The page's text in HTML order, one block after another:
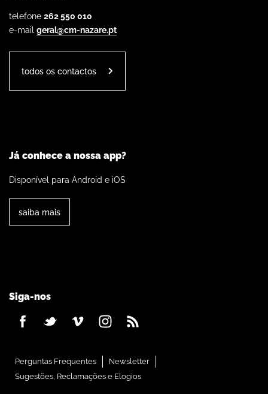
telefone 262 550 010
e-mail geral@cm-nazare.pt
todos os contactos
Já conhece a nossa app?
Disponível para Android e iOS
saiba mais
Siga-nos
Perguntas Frequentes
Newsletter
Sugestões, Reclamações e Elogios